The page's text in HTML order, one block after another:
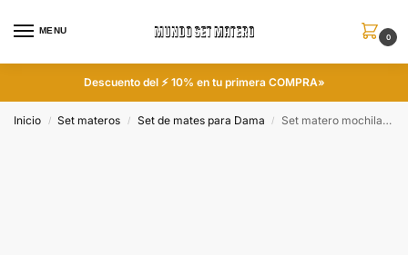
MENU
0
Descuento del ⚡ 10% en tu primera COMPRA»
Inicio / Set materos / Set de mates para Dama / Set matero mochila Aylen color plateado